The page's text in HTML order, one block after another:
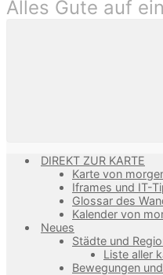
Alles Gute auf
DIREKT ZUR KARTE
Karte von
Iframes und IT-
Glossar des
Kalender von
Neues
Städte und
Liste aller
Bewegungen